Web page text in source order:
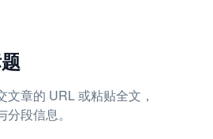
章的 URL 或粘贴全文，
段信息。